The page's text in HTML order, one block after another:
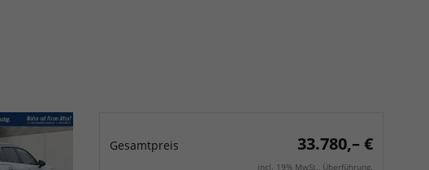
Gesamtpreis 33.780,– €
incl. 19% MwSt., Überführung.